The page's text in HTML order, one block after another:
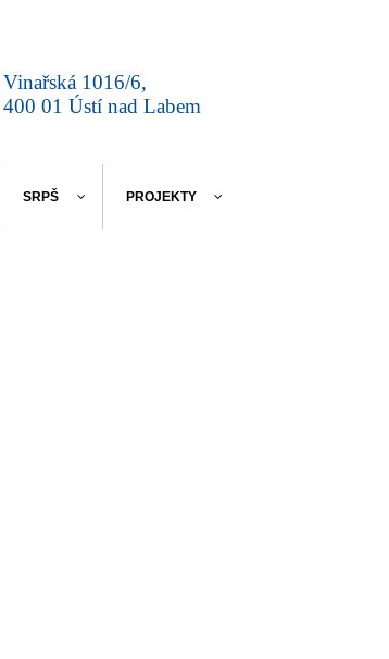
Vinařská 1016/6,
400 01 Ústí nad Labem
SRPŠ PROJEKTY